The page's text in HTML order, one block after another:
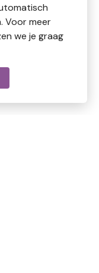
Voor meer
we je graag